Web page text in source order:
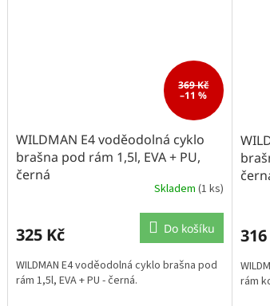
369 Kč
–11 %
WILDMAN E4 voděodolná cyklo
brašna pod rám 1,5l, EVA + PU,
černá
Skladem (1 ks)
325 Kč Do košíku
WILDMAN E4 voděodolná cyklo brašna pod
rám 1,5l, EVA + PU - černá.
rám